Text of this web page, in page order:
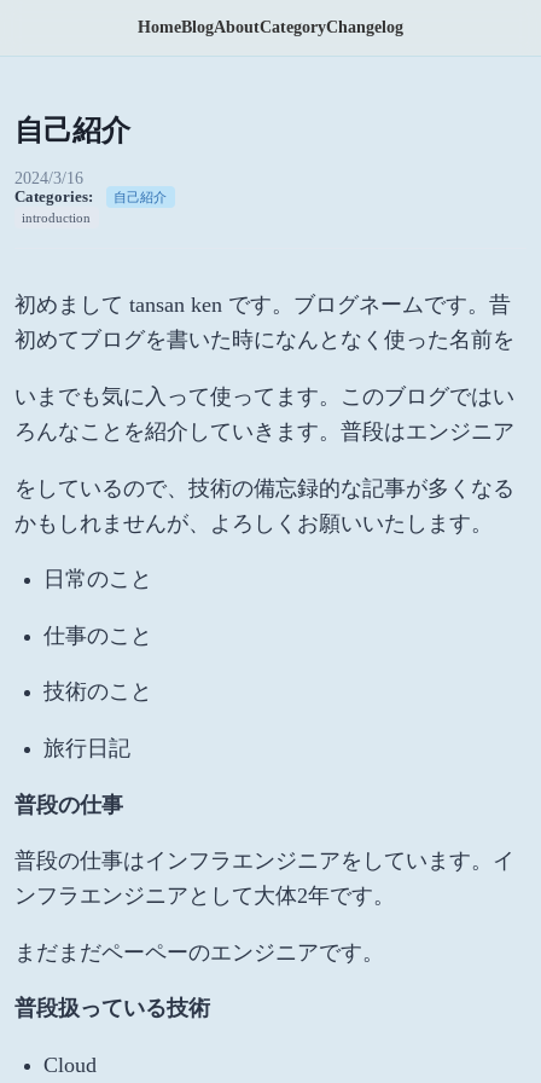
HomeBlogAboutCategoryChangelog
自己紹介
2024/3/16
Categories:
自己紹介
introduction
初めまして tansan ken です。ブログネームです。昔
初めてブログを書いた時になんとなく使った名前を
いまでも気に入って使ってます。このブログではい
ろんなことを紹介していきます。普段はエンジニア
をしているので、技術の備忘録的な記事が多くなる
かもしれませんが、よろしくお願いいたします。
日常のこと
仕事のこと
技術のこと
旅行日記
普段の仕事
普段の仕事はインフラエンジニアをしています。イ
ンフラエンジニアとして大体2年です。
まだまだペーペーのエンジニアです。
普段扱っている技術
Cloud